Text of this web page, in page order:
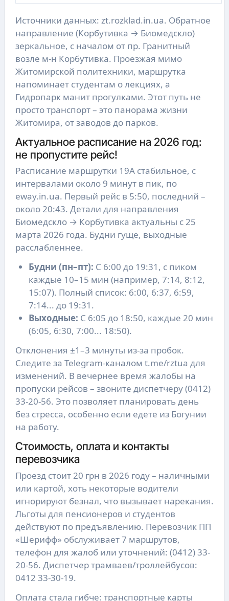
Источники данных: zt.rozklad.in.ua. Обратное
направление (Корбутивка → Биомедскло)
зеркальное, с началом от пр. Гранитный
возле м-н Корбутивка. Проезжая мимо
Житомирской политехники, маршрутка
напоминает студентам о лекциях, а
Гидропарк манит прогулками. Этот путь не
просто транспорт – это панорама жизни
Житомира, от заводов до парков.
Актуальное расписание на 2026 год:
не пропустите рейс!
Расписание маршрутки 19А стабильное, с
интервалами около 9 минут в пик, по
eway.in.ua. Первый рейс в 5:50, последний –
около 20:43. Детали для направления
Биомедскло → Корбутивка актуальны с 25
марта 2026 года. Будни гуще, выходные
расслабленнее.
Будни (пн–пт): С 6:00 до 19:31, с пиком
каждые 10–15 мин (например, 7:14, 8:12,
15:07). Полный список: 6:00, 6:37, 6:59,
7:14... до 19:31.
Выходные: С 6:05 до 18:50, каждые 20 мин
(6:05, 6:30, 7:00... 18:50).
Отклонения ±1–3 минуты из-за пробок.
Следите за Telegram-каналом t.me/rztua для
изменений. В вечернее время жалобы на
пропуски рейсов – звоните диспетчеру (0412)
33-20-56. Это позволяет планировать день
без стресса, особенно если едете из Богунии
на работу.
Стоимость, оплата и контакты
перевозчика
Проезд стоит 20 грн в 2026 году – наличными
или картой, хоть некоторые водители
игнорируют безнал, что вызывает нарекания.
Льготы для пенсионеров и студентов
действуют по предъявлению. Перевозчик ПП
«Шерифф» обслуживает 7 маршрутов,
телефон для жалоб или уточнений: (0412) 33-
20-56. Диспетчер трамваев/троллейбусов:
0412 33-30-19.
Оплата стала гибче: транспортные карты